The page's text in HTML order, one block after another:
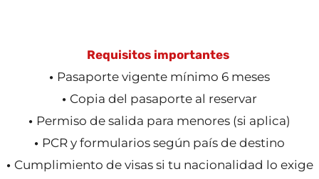
Requisitos importantes
• Pasaporte vigente mínimo 6 meses
• Copia del pasaporte al reservar
• Permiso de salida para menores (si aplica)
• PCR y formularios según país de destino
• Cumplimiento de visas si tu nacionalidad lo exige